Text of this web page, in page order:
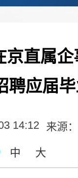
京直属
聘应届
14:12
来源
中 大